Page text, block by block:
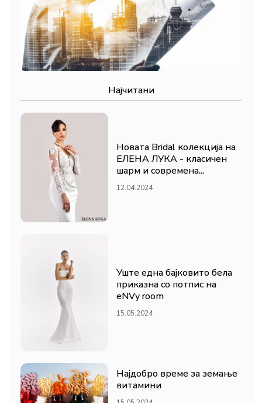
Најчитани
Новата Bridal колекција на
ЕЛЕНА ЛУКА - класичен
шарм и современа...
12.04.2024
Уште една бајковито бела
приказна со потпис на
eNVy room
15.05.2024
Најдобро време за земање
витамини